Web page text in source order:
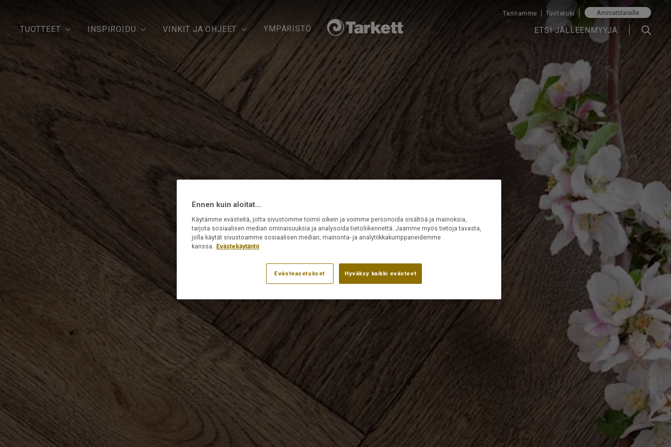
TUOTTEET INSPIROIDU VINKIT JA OHJEET YMPÄRISTÖ
Tarinamme Tuotetuki Ammattilaisille
ETSI JÄLLEENMYYJÄ
Ennen kuin aloitat...
Käytämme evästeitä, jotta sivustomme toimii oikein ja voimme personoida sisältöä ja mainoksia,
tarjota sosiaalisen median ominaisuuksia ja analysoida tietoliikennettä. Jaamme myös tietoja tavasta,
jolla käytät sivustoamme sosiaalisen median, mainonta- ja analytiikkakumppaneidemme
kanssa.
Evästekäytäntö
Evästeasetukset Hyväksy kaikki evästeet